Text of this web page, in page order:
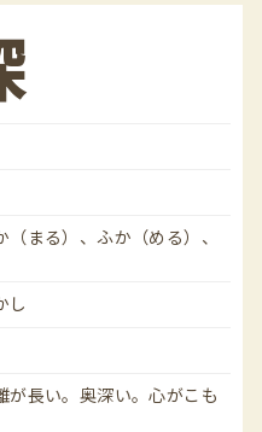
まる）、ふか（める）、
し
が長い。奥深い。心がこも